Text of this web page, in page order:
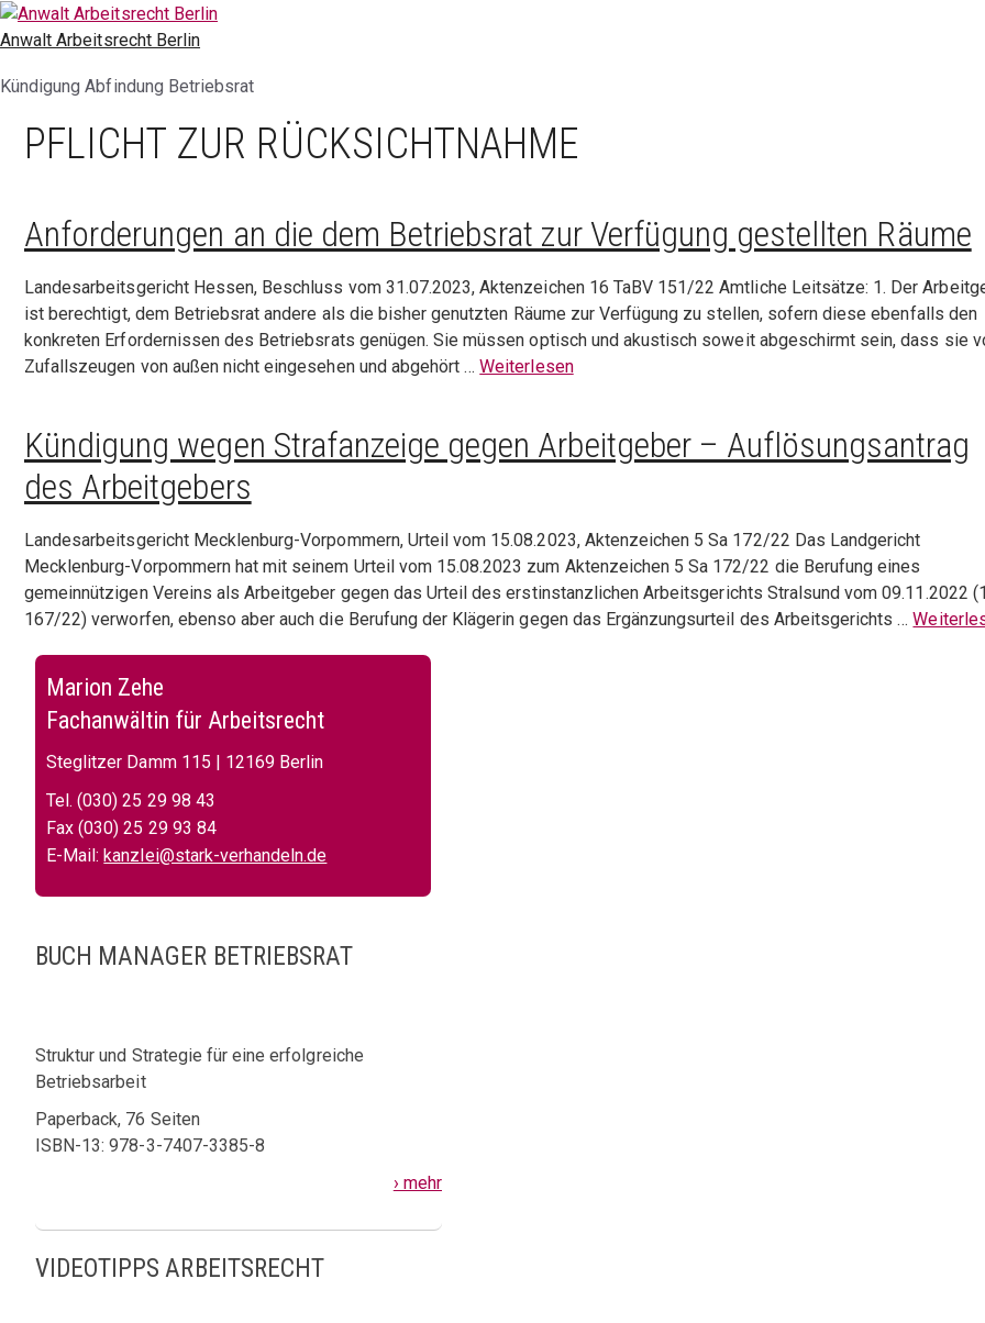
Zum
Inhalt
Anwalt Arbeitsrecht Berlin
Kündigung Abfindung Betriebsrat
PFLICHT ZUR RÜCKSICHTNAHME
Anforderungen an die dem Betriebsrat zur Verfügung gestellten Räume
Landesarbeitsgericht Hessen, Beschluss vom 31.07.2023, Aktenzeichen 16 TaBV 151/22 Amtliche Leitsätze: 1. Der
ist berechtigt, dem Betriebsrat andere als die bisher genutzten Räume zur Verfügung zu stellen, sofern diese ebenfalls den
konkreten Erfordernissen des Betriebsrats genügen. Sie müssen optisch und akustisch soweit abgeschirmt sein, dass sie
Zufallszeugen von außen nicht eingesehen und abgehört …Weiterlesen
Kündigung wegen Strafanzeige gegen Arbeitgeber – Auflösungsantrag
des Arbeitgebers
Landesarbeitsgericht Mecklenburg-Vorpommern, Urteil vom 15.08.2023, Aktenzeichen 5 Sa 172/22 Das Landgericht
Mecklenburg-Vorpommern hat mit seinem Urteil vom 15.08.2023 zum Aktenzeichen 5 Sa 172/22 die Berufung eines
gemeinnützigen Vereins als Arbeitgeber gegen das Urteil des erstinstanzlichen Arbeitsgerichts Stralsund vom 09.11.2022
167/22) verworfen, ebenso aber auch die Berufung der Klägerin gegen das Ergänzungsurteil des Arbeitsgerichts …
Marion Zehe
Fachanwältin für Arbeitsrecht
Steglitzer Damm 115 | 12169 Berlin
Tel. (030) 25 29 98 43
Fax (030) 25 29 93 84
E-Mail:kanzlei@stark-verhandeln.de
BUCH MANAGER BETRIEBSRAT
Struktur und Strategie für eine erfolgreiche
Betriebsarbeit
Paperback, 76 Seiten
ISBN-13: 978-3-7407-3385-8
› mehr
VIDEOTIPPS ARBEITSRECHT